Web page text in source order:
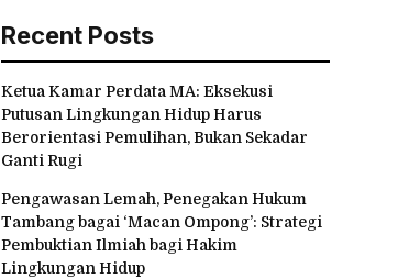
Recent Posts
Ketua Kamar Perdata MA: Eksekusi
Putusan Lingkungan Hidup Harus
Berorientasi Pemulihan, Bukan Sekadar
Ganti Rugi
Pengawasan Lemah, Penegakan Hukum
Tambang bagai ‘Macan Ompong’: Strategi
Pembuktian Ilmiah bagi Hakim
Lingkungan Hidup